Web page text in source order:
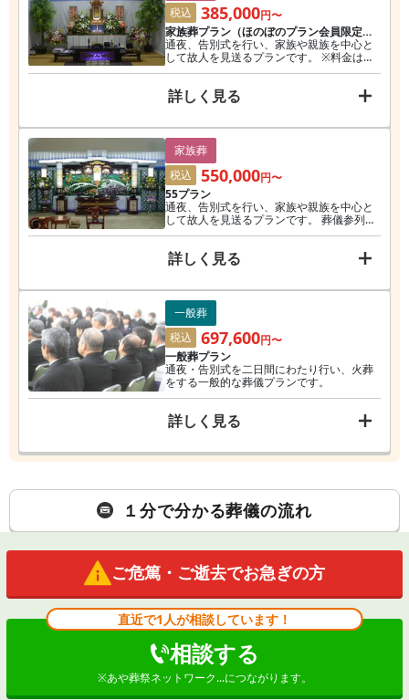
税込
385,000円〜
家族葬プラン（ほのぼのプラン会員限定セ
ット）
通夜、告別式を行い、家族や親族を中心と
して故人を見送るプランです。 ※料金は会
員価格です。
詳しく見る
家族葬
税込
550,000円〜
55プラン
通夜、告別式を行い、家族や親族を中心と
して故人を見送るプランです。 葬儀参列者
数は最大50名ほどまでを想定しています。
詳しく見る
一般葬
税込
697,600円〜
一般葬プラン
通夜・告別式を二日間にわたり行い、火葬
をする一般的な葬儀プランです。
詳しく見る
１分で分かる葬儀の流れ
ご危篤・ご逝去でお急ぎの方
直近で1人が相談しています！
相談する
※あや葬祭ネットワーク...につながります。